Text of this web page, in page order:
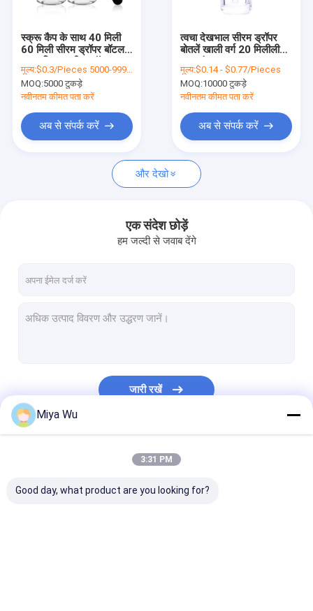
हमसे संपर्क करें
समाचार
उद्धरण मांगें
प्लास्टिक पैकेजिंग की बोतलें
प्लास्टिक फोम की बोतल
प्लास्टिक लोशन की बोतल
सीरम ड्रॉपर की बोतलें
क्रीम ग्लास जार
स्क्रू कैप के साथ 40 मिली
60 मिली सीरम ड्रॉपर बॉटल
मूल्य:$0.3/Pieces 5000-9999 Pieces
MOQ:5000 टुकड़े
नवीनतम कीमत पता करें
अब से संपर्क करें
त्वचा देखभाल सीरम ड्रॉपर
बोतलें खाली वर्ग 20 मिलीलीटर
मूल्य:$0.14 - $0.77/Pieces
MOQ:10000 टुकड़े
नवीनतम कीमत पता करें
अब से संपर्क करें
और देखो
एक संदेश छोड़ें
हम जल्दी से जवाब देंगे
जारी रखें
Miya Wu
3:31 PM
Good day, what product are you looking for?